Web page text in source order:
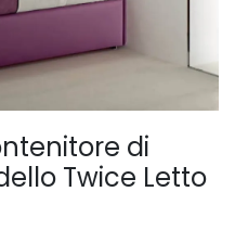
di
Twice Letto